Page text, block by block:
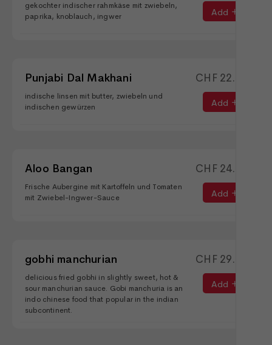
gekochter indischer rahmkäse mit zwiebeln,
paprika, knoblauch, ingwer
Add
Punjabi Dal Makhani
indische linsen mit butter, zwiebeln und
indischen gewürzen
CHF22.90
Add
Aloo Bangan
Frische Aubergine mit Kartoffeln und Tomaten
mit Zwiebel-Ingwer-Sauce
CHF24.90
Add
gobhi manchurian
delicious fried gobhi in slightly sweet, hot &
sour manchurian sauce. Gobi manchuria is an
indo chinese food that popular in the indian
subcontinent.
CHF29.90
Add